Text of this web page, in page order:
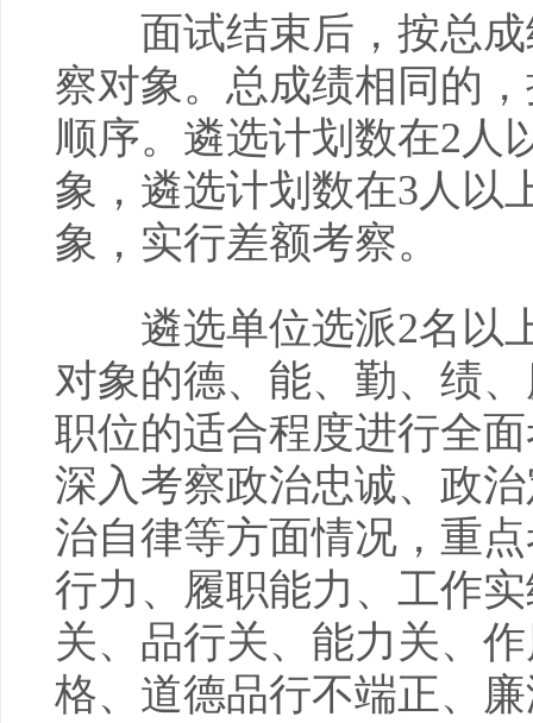
面试结束后，按总成
察对象。总成绩相同的
顺序。遴选计划数在2人
象，遴选计划数在3人以
象，实行差额考察。
遴选单位选派2名以上
对象的德、能、勤、绩
职位的适合程度进行全
深入考察政治忠诚、政
治自律等方面情况，重
行力、履职能力、工作
关、品行关、能力关、
格、道德品行不端正、